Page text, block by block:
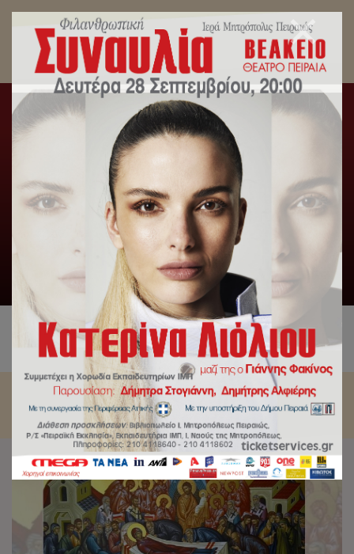
Ποιμαντορική Εγκύκλιος Σεβ.Μητρ. Πειραιώς
κ.Σεραφείμ επί τη Εορτή της Κοιμήσεως της
Υπεραγίας Θεοτόκου.
Αρχική Slideshow,Μηνύματα Σεβασμιωτάτου
Ποιμαντορική Εγκύκλιος Σεβ.Μητρ. Πειραιώς κ.Σεραφείμ επί τη
Εορτή της Κοιμήσεως της Υπεραγίας Θεοτόκου.